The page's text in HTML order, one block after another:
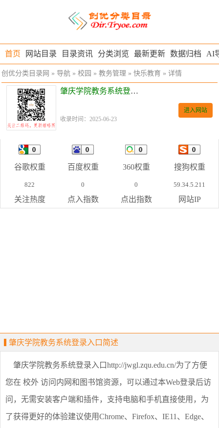
首页 网站目录 目录资讯 分类浏览 最新更新 数据归档 AI
创优分类目录网 » 导航 » 校园 » 教务管理 » 快乐教育 » 详情
肇庆学院教务系统登录入口
收录时间：2025-06-23
进入网站
谷歌权重 百度权重 360权重 搜狗权重
822
关注热度
0
点入指数
0
点出指数
59.34.5.211
网站IP
肇庆学院教务系统登录入口简述
肇庆学院教务系统登录入口http://jwgl.zqu.edu.cn/为了方便
您在 校外 访问内网和图书馆资源，可以通过本Web登录后访
问，无需安装客户端和插件，支持电脑和手机直接使用，为
了获得更好的体验建议使用Chrome、Firefox、IE11、Edge、